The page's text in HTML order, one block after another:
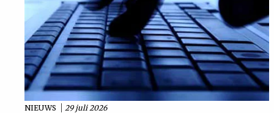
NIEUWS 29 juli 2026